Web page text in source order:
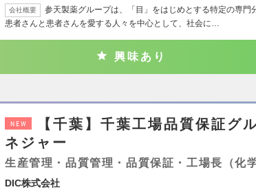
会社概要
参天製薬グループは、「目」をはじめとする特定の専門
患者さんと患者さんを愛する人々を中心として、社会に…
興味あり
NEW
【千葉】千葉工場品質保証グ
ネジャー
生産管理・品質管理・品質保証・工場長（化
DIC株式会社